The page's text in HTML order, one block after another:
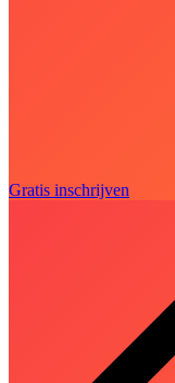
Gratis inschrijven